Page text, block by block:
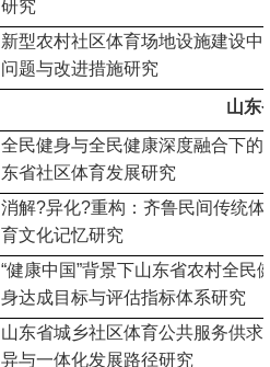
研究
新型农村社区体育场地设施建设中
问题与改进措施研究
山东
全民健身与全民健康深度融合下的
东省社区体育发展研究
消解?异化?重构：齐鲁民间传统体
育文化记忆研究
“健康中国”背景下山东省农村全民
身达成目标与评估指标体系研究
山东省城乡社区体育公共服务供求
异与一体化发展路径研究